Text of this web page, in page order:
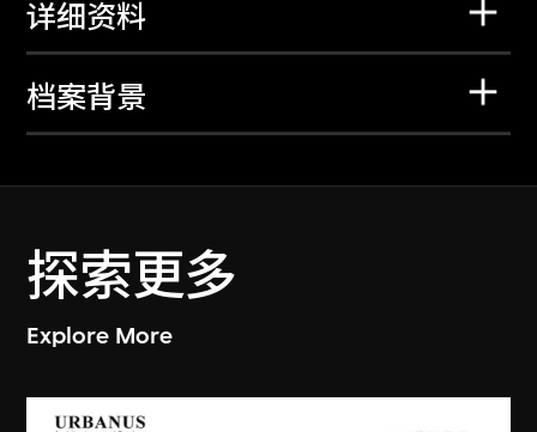
详细资料
档案背景
探索更多
Explore More